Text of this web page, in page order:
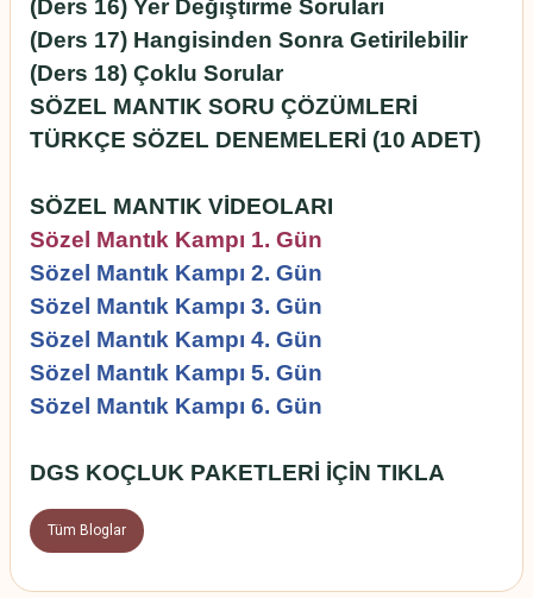
(Ders 16) Yer Değiştirme Soruları
(Ders 17) Hangisinden Sonra Getirilebilir
(Ders 18) Çoklu Sorular
SÖZEL MANTIK SORU ÇÖZÜMLERİ
TÜRKÇE SÖZEL DENEMELERİ (10 ADET)
SÖZEL MANTIK VİDEOLARI
Sözel Mantık Kampı 1. Gün
Sözel Mantık Kampı 2. Gün
Sözel Mantık Kampı 3. Gün
Sözel Mantık Kampı 4. Gün
Sözel Mantık Kampı 5. Gün
Sözel Mantık Kampı 6. Gün
DGS KOÇLUK PAKETLERİ İÇİN TIKLA
Tüm Bloglar